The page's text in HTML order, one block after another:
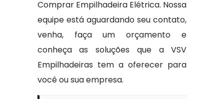
Comprar Empilhadeira Elétrica. Nossa
equipe está aguardando seu contato,
venha, faça um orçamento e
conheça as soluções que a VSV
Empilhadeiras tem a oferecer para
você ou sua empresa.